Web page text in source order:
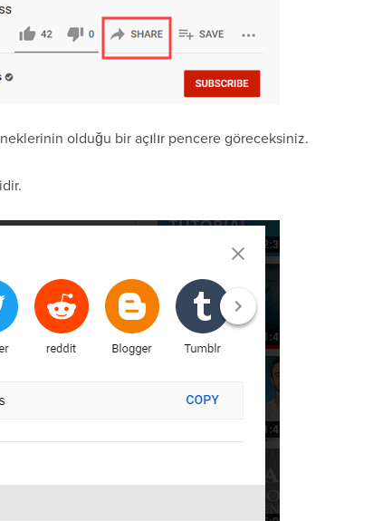
olduğu bir açılır pencere göreceksiniz.